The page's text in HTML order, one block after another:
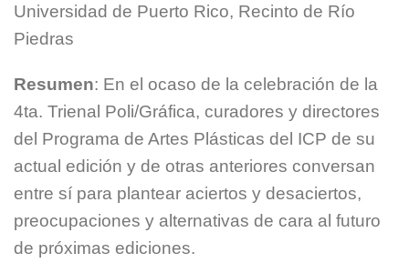
Universidad de Puerto Rico, Recinto de Río
Piedras
Resumen: En el ocaso de la celebración de la
4ta. Trienal Poli/Gráfica, curadores y directores
del Programa de Artes Plásticas del ICP de su
actual edición y de otras anteriores conversan
entre sí para plantear aciertos y desaciertos,
preocupaciones y alternativas de cara al futuro
de próximas ediciones.